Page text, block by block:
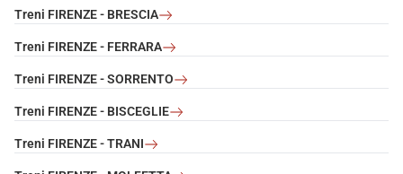
Treni FIRENZE - BRESCIA
Treni FIRENZE - FERRARA
Treni FIRENZE - SORRENTO
Treni FIRENZE - BISCEGLIE
Treni FIRENZE - TRANI